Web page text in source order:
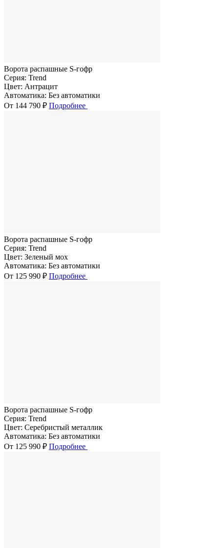
Ворота распашные S-гофр
Серия: Trend
Цвет: Антрацит
Автоматика: Без автоматики
От 144 790 ₽ Подробнее
Ворота распашные S-гофр
Серия: Trend
Цвет: Зеленый мох
Автоматика: Без автоматики
От 125 990 ₽ Подробнее
Ворота распашные S-гофр
Серия: Trend
Цвет: Серебристый металлик
Автоматика: Без автоматики
От 125 990 ₽ Подробнее